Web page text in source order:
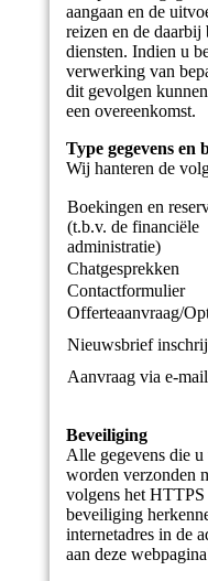
aangaan en de
reizen en de daarbij
diensten. Indien u
verwerking van
dit gevolgen
een overeenkomst.
Type gegevens en
Wij hanteren de
Boekingen en
(t.b.v. de financiële
administratie)
Chatgesprekken
Contactformulier
Offerteaanvraag/
Nieuwsbrief
Aanvraag via
Beveiliging
Alle gegevens die
worden verzonden
volgens het
beveiliging
internetadres in de
aan deze